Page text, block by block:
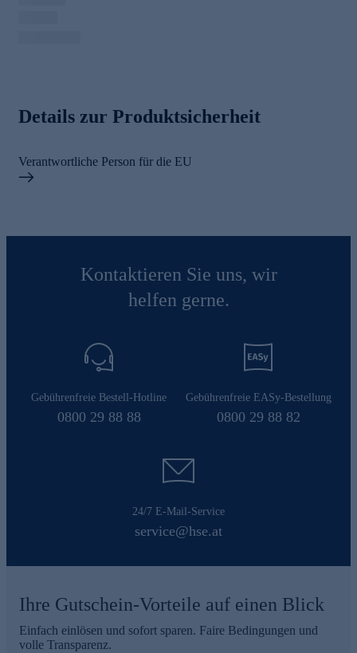
Details zur Produktsicherheit
Verantwortliche Person für die EU
Kontaktieren Sie uns, wir
helfen gerne.
Gebührenfreie Bestell-Hotline
0800 29 88 88
Gebührenfreie EASy-Bestellung
0800 29 88 82
24/7 E-Mail-Service
service@hse.at
Ihre Gutschein-Vorteile auf einen Blick
Einfach einlösen und sofort sparen. Faire Bedingungen und
volle Transparenz.